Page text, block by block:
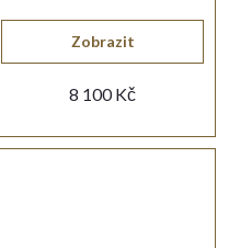
8 100 Kč
Zobrazit